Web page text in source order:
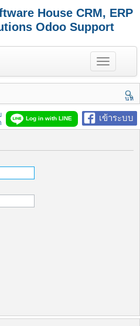
House CRM, ERP
Odoo Support
T
o
g
e
n
a
v
g
นห
า
เข้าระบบ
Log in with LINE